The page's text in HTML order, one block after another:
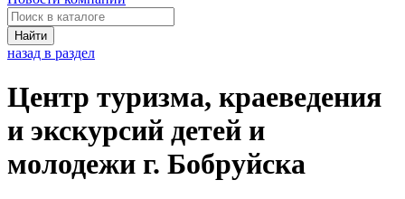
Найти
назад в раздел
Центр туризма, краеведения
и экскурсий детей и
молодежи г. Бобруйска